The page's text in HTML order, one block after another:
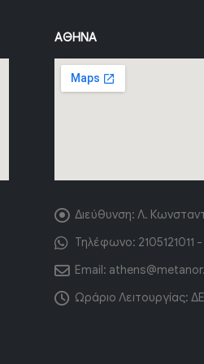
ΑΘΉΝΑ
Διεύθυνση: Λ.
Τηλέφωνο: 2105121011
Email:
Ωράριο Λειτουργίας: